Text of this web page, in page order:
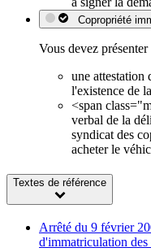
Copropriété
Vous devez présenter
une attestation
l'existence de
<span
verbal de la
syndicat des
acheter le
Textes de référence
Arrêté du 9 février
d'immatriculation des